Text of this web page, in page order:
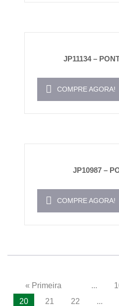
JP11134 –
COMPRE AGORA!
JP10987 –
COMPRE AGORA!
« Primeira ...
20
21 22 ...